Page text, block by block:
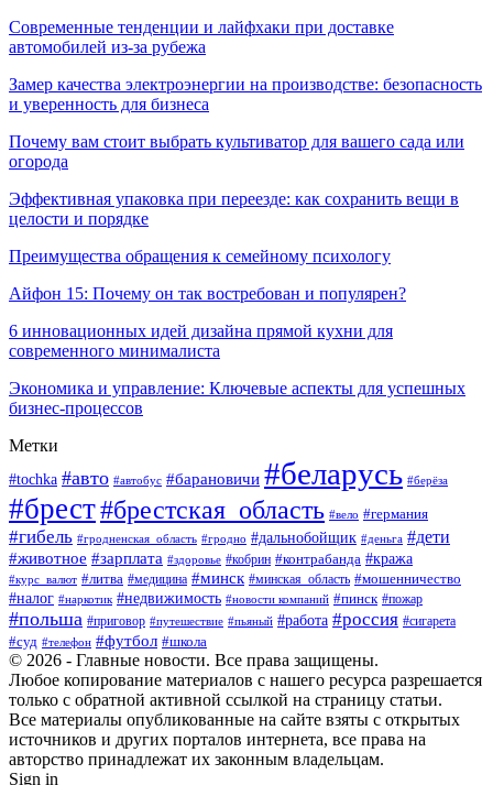
Современные тенденции и лайфхаки при доставке
автомобилей из-за рубежа
Замер качества электроэнергии на производстве: безопасность
и уверенность для бизнеса
Почему вам стоит выбрать культиватор для вашего сада или
огорода
Эффективная упаковка при переезде: как сохранить вещи в
целости и порядке
Преимущества обращения к семейному психологу
Айфон 15: Почему он так востребован и популярен?
6 инновационных идей дизайна прямой кухни для
современного минималиста
Экономика и управление: Ключевые аспекты для успешных
бизнес-процессов
Метки
#tochka #авто #автобус #барановичи #беларусь #берёза
#брест#брестская_область #вело #германия
#гибель #гродненская_область #гродно #дальнобойщик #деньга #дети
#животное #зарплата #здоровье #кобрин #контрабанда #кража
#курс_валют #литва #медицина #минск #минская_область #мошенничество
#налог #наркотик #недвижимость #новости компаний #пинск #пожар
#польша #приговор #путешествие #пьяный #работа #россия #сигарета
#суд #телефон #футбол #школа
© 2026 - Главные новости. Все права защищены.
Любое копирование материалов с нашего ресурса разрешается
только с обратной активной ссылкой на страницу статьи.
Все материалы опубликованные на сайте взяты с открытых
источников и других порталов интернета, все права на
авторство принадлежат их законным владельцам.
Sign in